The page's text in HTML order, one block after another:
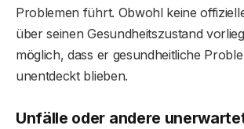
Problemen führt. Obwohl keine
über seinen Gesundheitszustand
möglich, dass er gesundheitliche
unentdeckt blieben.
Unfälle oder andere